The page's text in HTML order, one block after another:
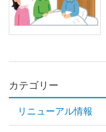
カテゴリー
リニューアル情報